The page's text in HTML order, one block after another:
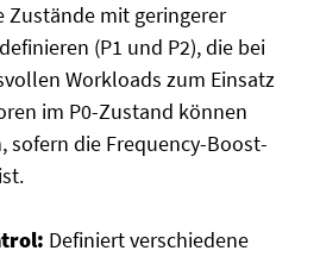
Zustände mit geringerer
(P1 und P2), die bei
Workloads zum Einsatz
im P0-Zustand können
sofern die Frequency-Boost-
Definiert verschiedene